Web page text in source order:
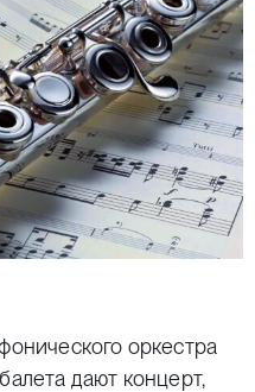
оркестра
дают концерт,